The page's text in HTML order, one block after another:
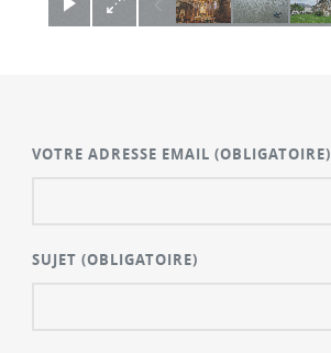
VOTRE ADRESSE EMAIL(OBLIGATOIRE)
SUJET(OBLIGATOIRE)